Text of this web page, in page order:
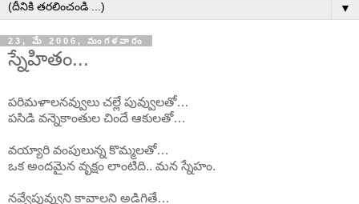
▼
23, మే 2006, మంగళవారం
స్నేహితం...
పరిమళాలనవ్వులు చల్లే పువ్వులతో…
పసిడి వన్నెకాంతుల చిందే ఆకులతో…
వయ్యారి వంపులున్న కొమ్మలతో…
ఒక అందమైన వృక్షం లాంటిది.. మన స్నేహం.
నవ్వేపువ్వుని కావాలని అడిగితే…